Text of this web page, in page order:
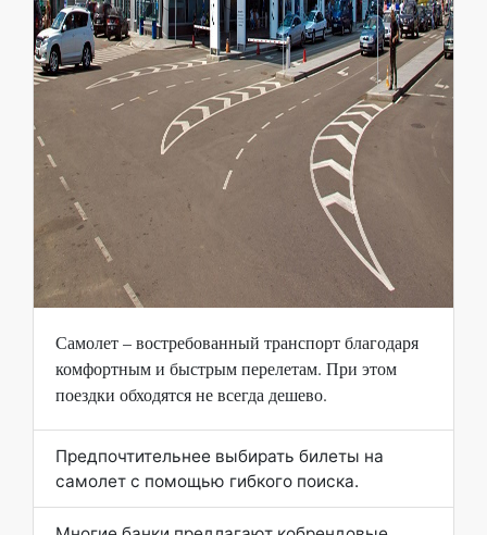
Самолет – востребованный транспорт благодаря
комфортным и быстрым перелетам. При этом
поездки обходятся не всегда дешево.
Предпочтительнее выбирать билеты на
самолет с помощью гибкого поиска.